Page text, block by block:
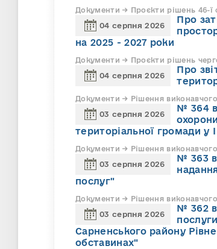
Документи → Проєкти рішень 46-ї
04 серпня 2026
Про
на 2025 - 2027 роки
Документи → Проєкти рішень
04 серпня 2026
Про
Документи → Рішення
03 серпня 2026
№ 364
територіальної громади у
Документи → Рішення
03 серпня 2026
№ 363
послуг"
Документи → Рішення
03 серпня 2026
№ 362
Сарненського району
обставинах"